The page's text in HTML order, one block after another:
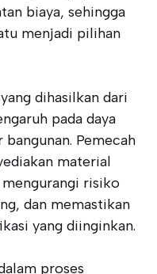
biaya, sehingga
menjadi pilihan
dihasilkan dari
pada daya
Pemecah
material
risiko
dan memastikan
yang diinginkan.
proses